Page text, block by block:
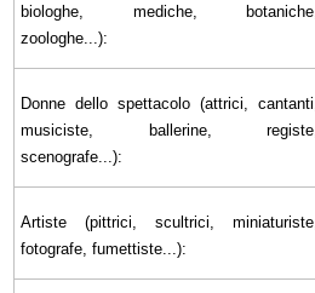
biologhe, mediche, botaniche,
zoologhe...):
Donne dello spettacolo (attrici, cantanti,
musiciste, ballerine, registe,
scenografe...):
Artiste (pittrici, scultrici, miniaturiste,
fotografe, fumettiste...):